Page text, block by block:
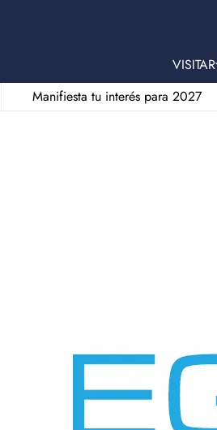
VISITAR
Manifiesta tu interés para 2027